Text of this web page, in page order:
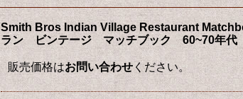
Smith Bros Indian Village Restaurant
ラン ビンテージ マッチブック 60~70年代
販売価格はお問い合わせ ください。